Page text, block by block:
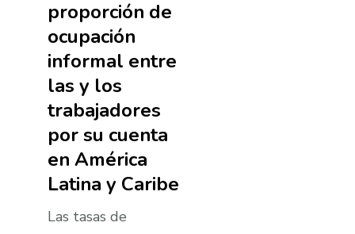
proporción de
ocupación
informal entre
las y los
trabajadores
por su cuenta
en América
Latina y Caribe
Las tasas de